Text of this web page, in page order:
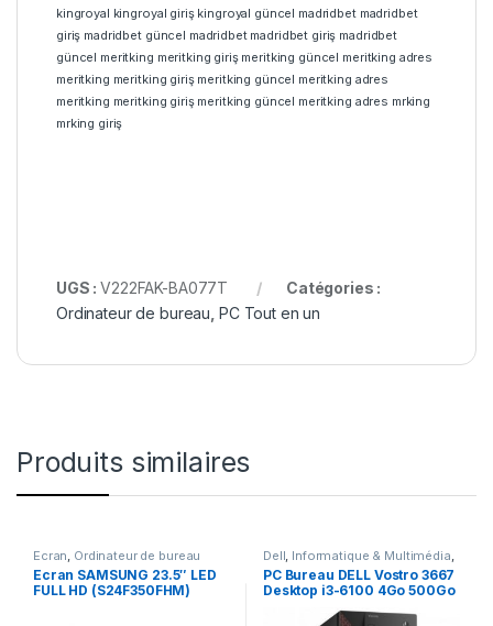
kingroyal kingroyal giriş kingroyal güncel madridbet madridbet
giriş madridbet güncel madridbet madridbet giriş madridbet
güncel meritking meritking giriş meritking güncel meritking adres
meritking meritking giriş meritking güncel meritking adres
meritking meritking giriş meritking güncel meritking adres mrking
mrking giriş
UGS :V222FAK-BA077T
Catégories :
Ordinateur de bureau PC Tout en un
Produits similaires
Ecran Ordinateur de bureau
Ecran SAMSUNG 23.5″ LED
FULL HD (S24F350FHM)
Dell Informatique & Multimédia
Ordinateur de bureau Pc de
bureau
PC Bureau DELL Vostro 3667
Desktop i3-6100 4Go 500Go